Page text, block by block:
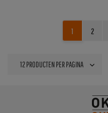
1 2